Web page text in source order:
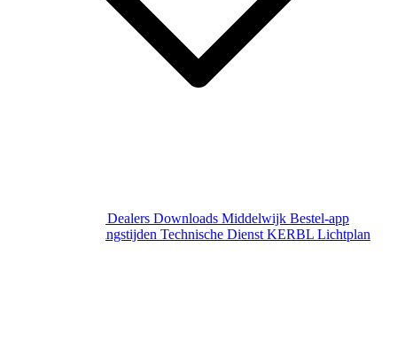
Dealers Downloads Middelwijk Bestel-app
Gewijzigde openingstijden Technische Dienst KERBL Lichtplan